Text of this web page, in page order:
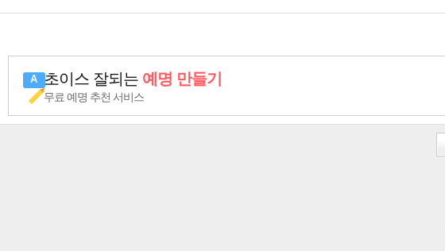
초이스 잘되는 예명 만들기
무료 예명 추천 서비스